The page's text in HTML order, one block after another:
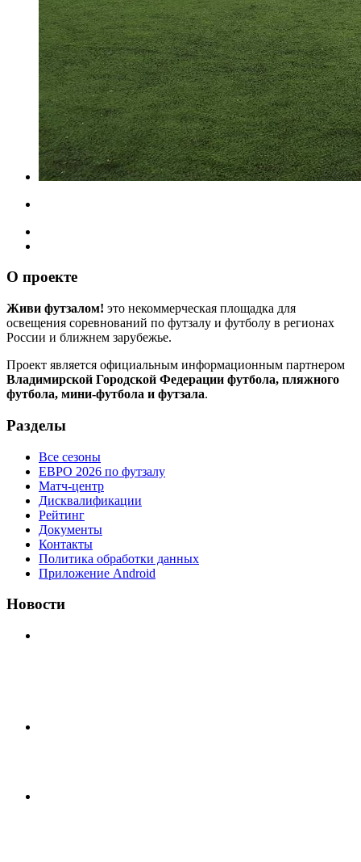
О проекте
Живи футзалом! это некоммерческая площадка для
освещения соревнований по футзалу и футболу в регионах
России и ближнем зарубежье.
Проект является официальным информационным партнером
Владимирской Городской Федерации футбола, пляжного
футбола, мини-футбола и футзала.
Разделы
Все сезоны
ЕВРО 2026 по футзалу
Матч-центр
Дисквалификации
Рейтинг
Документы
Контакты
Политика обработки данных
Приложение Android
Новости